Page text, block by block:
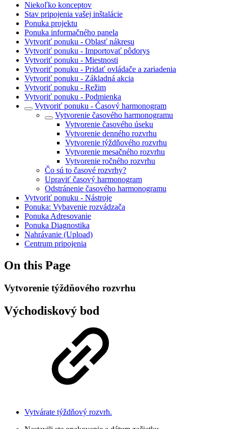
Niekoľko konceptov
Stav pripojenia vašej inštalácie
Ponuka projektu
Ponuka informačného panela
Vytvoriť ponuku - Oblasť nákresu
Vytvoriť ponuku - Importovať pôdorys
Vytvoriť ponuku - Miestnosti
Vytvoriť ponuku - Pridať ovládače a zariadenia
Vytvoriť ponuku - Základná akcia
Vytvoriť ponuku - Režim
Vytvoriť ponuku - Podmienka
Vytvoriť ponuku - Časový harmonogram
Vytvorenie časového harmonogramu
Vytvorenie časového úseku
Vytvorenie denného rozvrhu
Vytvorenie týždňového rozvrhu
Vytvorenie mesačného rozvrhu
Vytvorenie ročného rozvrhu
Čo sú to časové rozvrhy?
Upraviť časový harmonogram
Odstránenie časového harmonogramu
Vytvoriť ponuku - Nástroje
Ponuka: Vybavenie rozvádzača
Ponuka Adresovanie
Ponuka Diagnostika
Nahrávanie (Upload)
Centrum pripojenia
On this Page
Vytvorenie týždňového rozvrhu
Východiskový bod
Vytvárate týždňový rozvrh.